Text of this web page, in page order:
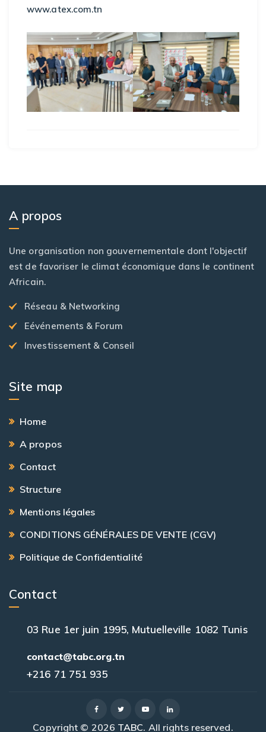
www.atex.com.tn
A propos
Une organisation non gouvernementale dont l'objectif
est de favoriser le climat économique dans le continent
Africain.
Réseau & Networking
Eévénements & Forum
Investissement & Conseil
Site map
Home
A propos
Contact
Structure
Mentions légales
CONDITIONS GÉNÉRALES DE VENTE (CGV)
Politique de Confidentialité
Contact
03 Rue 1er juin 1995, Mutuelleville 1082 Tunis
contact@tabc.org.tn
+216 71 751 935
Copyright © 2026 TABC. All rights reserved.